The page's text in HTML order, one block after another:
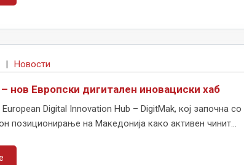
| Новости
нов Европски дигитален иновациски хаб
Digital Innovation Hub – DigitMak, кој започна
позиционирање на Македонија како активен чинит...